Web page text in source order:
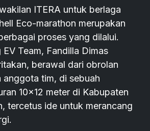
ITERA untuk berlaga
Eco-marathon merupakan
proses yang dilalui.
Team, Fandilla Dimas
berawal dari obrolan
anggota tim, di sebuah
10x12 meter di Kabupaten
tercetus ide untuk merancang